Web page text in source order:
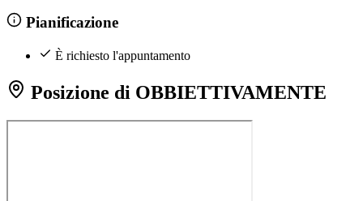
Pianificazione
È richiesto l'appuntamento
Posizione di OBBIETTIVAMENTE